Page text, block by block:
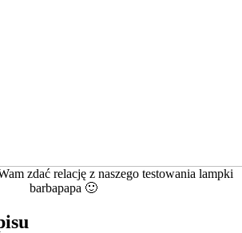
zdać relację z naszego testowania lampki
barbapapa 🙂